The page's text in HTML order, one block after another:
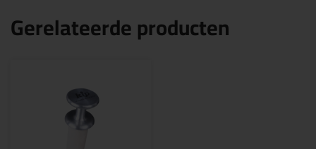
Gerelateerde producten